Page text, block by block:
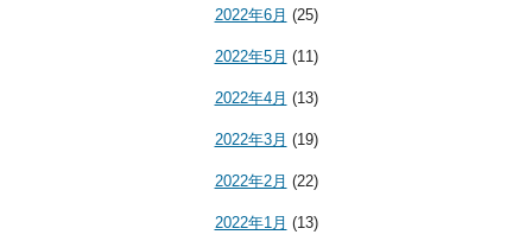
2022年6月 (25)
2022年5月 (11)
2022年4月 (13)
2022年3月 (19)
2022年2月 (22)
2022年1月 (13)